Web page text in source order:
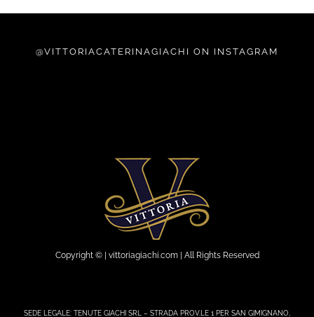
@VITTORIACATERINAGIACHI ON INSTAGRAM
Copyright © | vittoriagiachi.com | All Rights Reserved
SEDE LEGALE: TENUTE GIACHI SRL – STRADA PROV.LE 1 PER SAN GIMIGNANO,